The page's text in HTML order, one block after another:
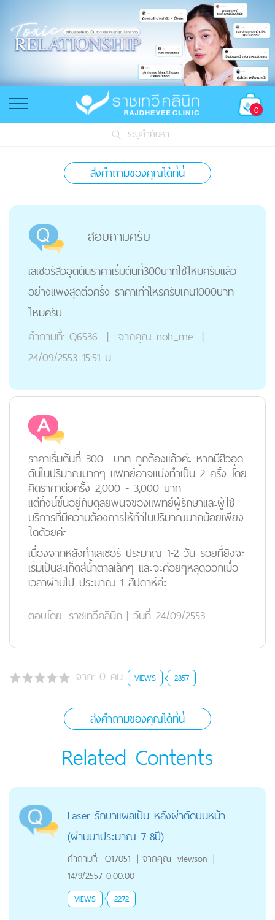
0
ระบุคำค้นหา
ส่งคำถามของคุณได้ที่นี่
สอบถามครับ
เลเซอร์สิวอุดตันราคาเริ่มต้นที่300บาทใช่ไหมครับแล้ว
อย่างแพงสุดต่อครั้ง ราคาเท่าไหรครับเกิน1000บาท
ไหมครับ
คำถามที่: Q6536 | จากคุณ noh_me |
24/09/2553 15:51 น.
ราคาเริ่มต้นที่ 300.- บาท ถูกต้องแล้วค่ะ หากมีสิวอุด
ตันในปริมาณมากๆ แพทย์อาจแบ่งทำเป็น 2 ครั้ง โดย
คิดราคาต่อครั้ง 2,000 - 3,000 บาท
แต่ทั้งนี้ขึ้นอยู่กับดุลยพินิจของแพทย์ผู้รักษาและผู้ใช้
บริการที่มีความต้องการให้ทำในปริมาณมากน้อยเพียง
ใดด้วยค่ะ
เนื่องจากหลังทำเลเซอร์ ประมาณ 1-2 วัน รอยที่ยิงจะ
เริ่มเป็นสะเก็ดสีน้ำตาลเล็กๆ และจะค่อยๆหลุดออกเมื่อ
เวลาผ่านไป ประมาณ 1 สัปดาห์ค่ะ
ตอบโดย: ราชเทวีคลินิก | วันที่ 24/09/2553
จาก: 0 คน VIEWS 2857
ส่งคำถามของคุณได้ที่นี่
Related Contents
Laser รักษาแผลเป็น หลังผ่าตัดบนหน้า
(ผ่านมาประมาณ 7-8ปี)
คำถามที่: Q17051 | จากคุณ viewson |
14/9/2557 0:00:00
VIEWS 2272